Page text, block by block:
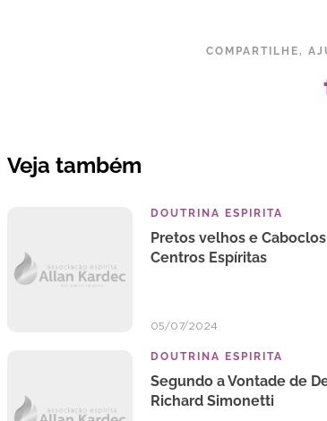
COMPARTILHE,
Veja também
DOUTRINA ESPIRITA
Pretos velhos e
Centros Espíritas
05/07/2024
DOUTRINA ESPIRITA
Segundo a Vontade de
Richard Simonetti